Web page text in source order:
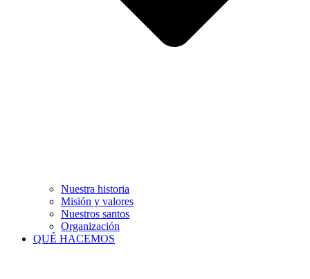
Nuestra historia
Misión y valores
Nuestros santos
Organización
QUÉ HACEMOS